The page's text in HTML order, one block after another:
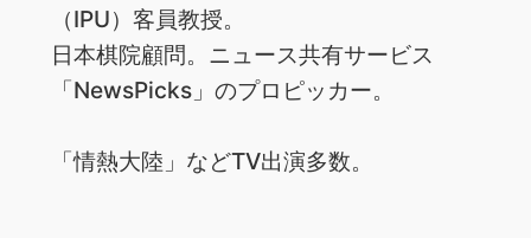
（IPU）客員教授。
日本棋院顧問。ニュース共有サービス
「NewsPicks」のプロピッカー。
「情熱大陸」などTV出演多数。